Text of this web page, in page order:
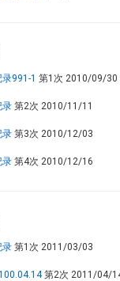
991-1 第1次 2010/09/30
录 第2次 2010/11/11
录 第3次 2010/12/03
录 第4次 2010/12/16
录 第1次 2011/03/03
第2次 2011/04/